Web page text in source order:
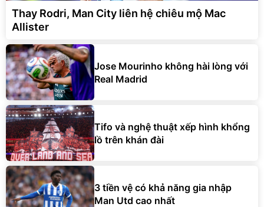
Thay Rodri, Man City liên hệ chiêu mộ Mac
Allister
Jose Mourinho không hài lòng với
Real Madrid
Tifo và nghệ thuật xếp hình khổng
lồ trên khán đài
3 tiền vệ có khả năng gia nhập
Man Utd cao nhất